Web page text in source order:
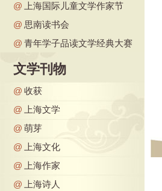
@
上海国际儿童文学作家节
@ 思南读书会
@ 青年学子品读文学经典大赛
文学刊物
@ 收获
@
上海文学
@ 萌芽
@
上海文化
@
上海作家
@
上海诗人